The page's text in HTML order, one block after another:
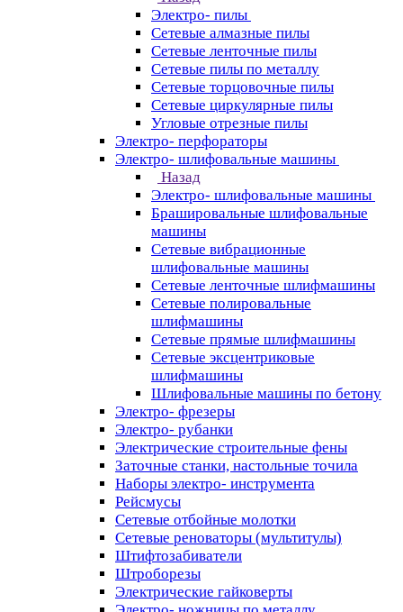
Электро- пилы
Сетевые алмазные пилы
Сетевые ленточные пилы
Сетевые пилы по металлу
Сетевые торцовочные пилы
Сетевые циркулярные пилы
Угловые отрезные пилы
Электро- перфораторы
Электро- шлифовальные машины
Назад
Электро- шлифовальные машины
Брашировальные шлифовальные
машины
Сетевые вибрационные
шлифовальные машины
Сетевые ленточные шлифмашины
Сетевые полировальные
шлифмашины
Сетевые прямые шлифмашины
Сетевые эксцентриковые
шлифмашины
Шлифовальные машины по бетону
Электро- фрезеры
Электро- рубанки
Электрические строительные фены
Заточные станки, настольные точила
Наборы электро- инструмента
Рейсмусы
Сетевые отбойные молотки
Сетевые реноваторы (мультитулы)
Штифтозабиватели
Штроборезы
Электрические гайковерты